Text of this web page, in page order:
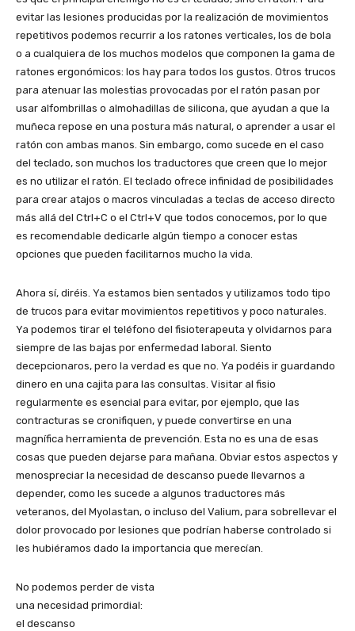
evitar las lesiones producidas por la realización de movimientos
repetitivos podemos recurrir a los ratones verticales, los de bola
o a cualquiera de los muchos modelos que componen la gama de
ratones ergonómicos: los hay para todos los gustos. Otros trucos
para atenuar las molestias provocadas por el ratón pasan por
usar alfombrillas o almohadillas de silicona, que ayudan a que la
muñeca repose en una postura más natural, o aprender a usar el
ratón con ambas manos. Sin embargo, como sucede en el caso
del teclado, son muchos los traductores que creen que lo mejor
es no utilizar el ratón. El teclado ofrece infinidad de posibilidades
para crear atajos o macros vinculadas a teclas de acceso directo
más allá del Ctrl+C o el Ctrl+V que todos conocemos, por lo que
es recomendable dedicarle algún tiempo a conocer estas
opciones que pueden facilitarnos mucho la vida.
Ahora sí, diréis. Ya estamos bien sentados y utilizamos todo tipo
de trucos para evitar movimientos repetitivos y poco naturales.
Ya podemos tirar el teléfono del fisioterapeuta y olvidarnos para
siempre de las bajas por enfermedad laboral. Siento
decepcionaros, pero la verdad es que no. Ya podéis ir guardando
dinero en una cajita para las consultas. Visitar al fisio
regularmente es esencial para evitar, por ejemplo, que las
contracturas se cronifiquen, y puede convertirse en una
magnífica herramienta de prevención. Esta no es una de esas
cosas que pueden dejarse para mañana. Obviar estos aspectos y
menospreciar la necesidad de descanso puede llevarnos a
depender, como les sucede a algunos traductores más
veteranos, del Myolastan, o incluso del Valium, para sobrellevar el
dolor provocado por lesiones que podrían haberse controlado si
les hubiéramos dado la importancia que merecían.
No podemos perder de vista
una necesidad primordial:
el descanso